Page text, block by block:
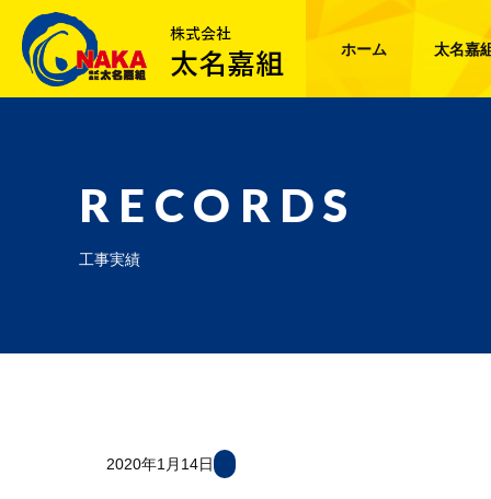
ホーム 太名嘉
RECORDS
工事実績
2020年1月14日